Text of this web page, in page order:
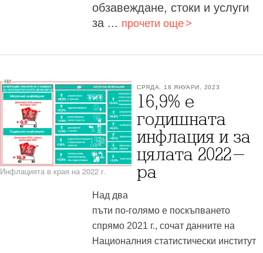
обзавеждане, стоки и услуги
за ... прочети още
СРЯДА, 18 ЯНУАРИ, 2023
16,9% е
годишната
инфлация и за
цялата 2022-
ра
Инфлацията в края на 2022 г.
Над два
пъти по-голямо е поскъпването
спрямо 2021 г., сочат данните на
Националния статистически институт